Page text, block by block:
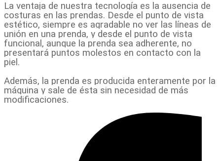
La ventaja de nuestra tecnología es la ausencia de
costuras en las prendas. Desde el punto de vista
estético, siempre es agradable no ver las líneas de
unión en una prenda, y desde el punto de vista
funcional, aunque la prenda sea adherente, no
presentará puntos molestos en contacto con la
piel.
Además, la prenda es producida enteramente por la
máquina y sale de ésta sin necesidad de más
modificaciones.